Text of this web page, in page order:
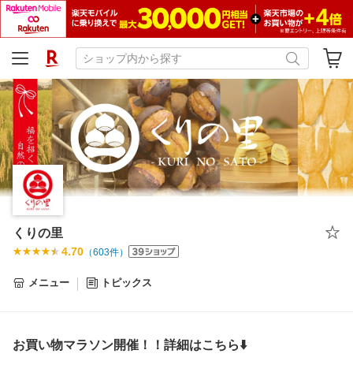
くりの里
4.70 （603件）
メニュー トピックス
お買い物マラソン開催！！詳細はこちら⬇️